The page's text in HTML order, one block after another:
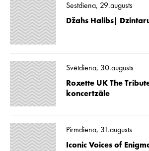
Sestdiena, 29.augusts
Džahs Halibs|
Svētdiena, 30.augusts
Roxette UK The
koncertzāle
Pirmdiena, 31.augusts
Iconic Voices of